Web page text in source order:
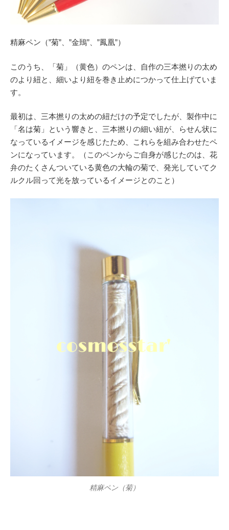
精麻ペン（”菊”、”金鵄”、”鳳凰”）
このうち、「菊」（黄色）のペンは、自作の三本撚りの太め
のより紐と、細いより紐を巻き止めにつかって仕上げていま
す。
最初は、三本撚りの太めの紐だけの予定でしたが、製作中に
「名は菊」という響きと、三本撚りの細い紐が、らせん状に
なっているイメージを感じたため、これらを組み合わせたペ
ンになっています。（このペンからご自身が感じたのは、花
弁のたくさんついている黄色の大輪の菊で、発光していてク
ルクル回って光を放っているイメージとのこと）
精麻ペン（菊）